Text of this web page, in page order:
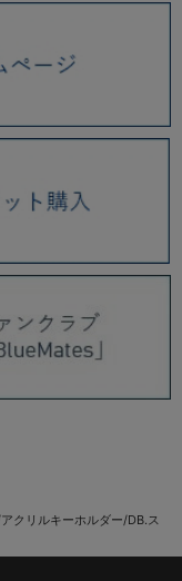
クリルキーホルダー/DB.ス